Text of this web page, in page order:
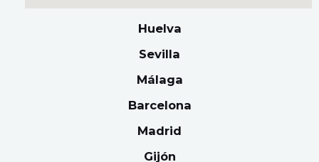
Huelva
Sevilla
Málaga
Barcelona
Madrid
Gijón